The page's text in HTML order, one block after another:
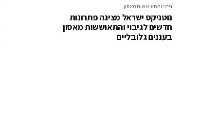
גיבוי והתאוששות מאסון
נוטניקס ישראל מציגה פתרונות
חדשים לגיבוי והתאוששות מאסון
בעננים גלובליים